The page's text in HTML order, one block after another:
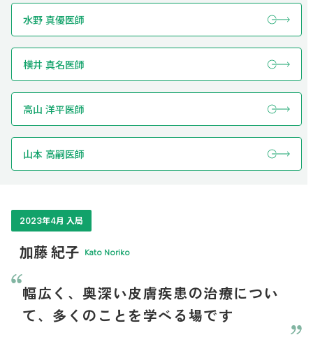
水野 真優医師
横井 真名医師
高山 洋平医師
山本 高嗣医師
2023年4月 入局
加藤 紀子 Kato Noriko
幅広く、奥深い皮膚疾患の治療につい
て、多くのことを学べる場です